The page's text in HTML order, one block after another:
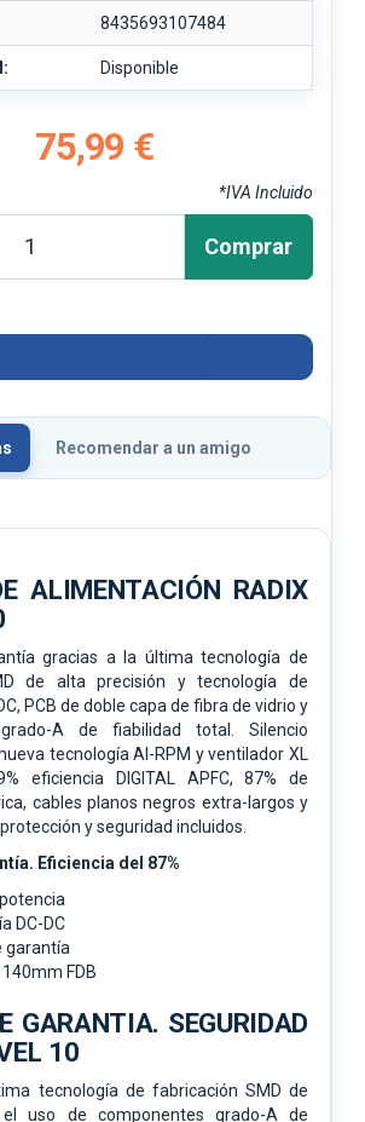
8435693107484
Disponible
75,99 €
*IVA Incluido
Comprar
Recomendar a un amigo
ALIMENTACIÓN RADIX
gracias a la última tecnología de
de alta precisión y tecnología de
PCB de doble capa de fibra de vidrio y
A de fiabilidad total. Silencio
tecnología AI-RPM y ventilador XL
eficiencia DIGITAL APFC, 87% de
cables planos negros extra-largos y
y seguridad incluidos.
Eficiencia del 87%
DC-DC
garantía
FDB
GARANTIA. SEGURIDAD
10
tecnología de fabricación SMD de
uso de componentes grado-A de